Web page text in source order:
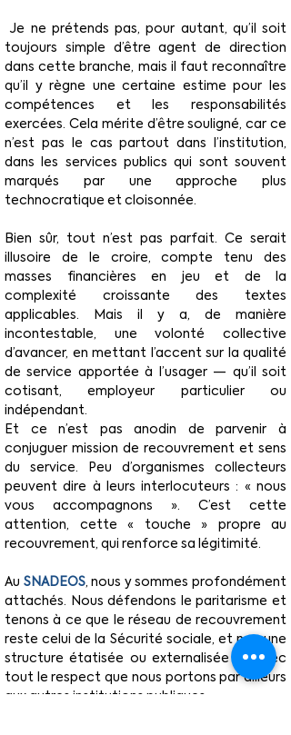
Je ne prétends pas, pour autant, qu’il soit
toujours simple d’être agent de direction
dans cette branche, mais il faut reconnaître
qu’il y règne une certaine estime pour les
compétences et les responsabilités
exercées. Cela mérite d’être souligné, car ce
n’est pas le cas partout dans l’institution,
dans les services publics qui sont souvent
marqués par une approche plus
technocratique et cloisonnée.
Bien sûr, tout n’est pas parfait. Ce serait
illusoire de le croire, compte tenu des
masses financières en jeu et de la
complexité croissante des textes
applicables. Mais il y a, de manière
incontestable, une volonté collective
d’avancer, en mettant l’accent sur la qualité
de service apportée à l’usager — qu’il soit
cotisant, employeur particulier ou
indépendant.
Et ce n’est pas anodin de parvenir à
conjuguer mission de recouvrement et sens
du service. Peu d’organismes collecteurs
peuvent dire à leurs interlocuteurs : « nous
vous accompagnons ». C’est cette
attention, cette « touche » propre au
recouvrement, qui renforce sa légitimité.
Au SNADEOS, nous y sommes profondément
attachés. Nous défendons le paritarisme et
tenons à ce que le réseau de recouvrement
reste celui de la Sécurité sociale, et non une
structure étatisée ou externalisée — avec
tout le respect que nous portons par ailleurs
aux autres institutions publiques.